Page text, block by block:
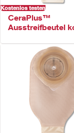
Kostenlos testen
CeraPlus™
Ausstreifbeutel